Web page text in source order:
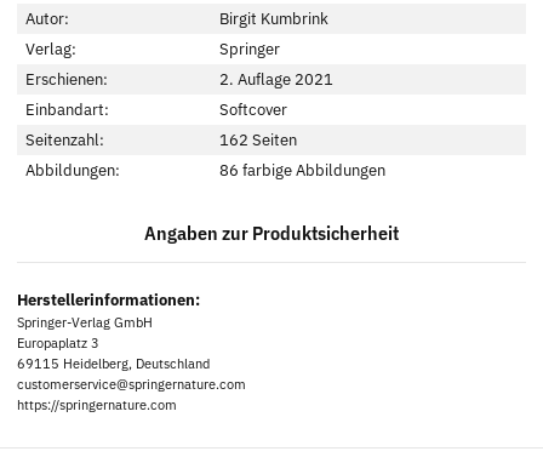
Autor:
Birgit Kumbrink
Verlag:
Springer
Erschienen:
2. Auflage 2021
Einbandart:
Softcover
Seitenzahl:
162 Seiten
Abbildungen:
86 farbige Abbildungen
Angaben zur Produktsicherheit
Herstellerinformationen:
Springer-Verlag GmbH
Europaplatz 3
69115 Heidelberg, Deutschland
customerservice@springernature.com
https://springernature.com